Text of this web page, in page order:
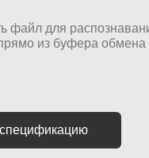
спецификацию